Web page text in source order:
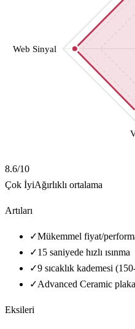
Web Sinyal
8.6/10
Çok İyiAğırlıklı ortalama
Artıları
✓Mükemmel fiyat/
✓15 saniyede hızlı ısınma
✓9 sıcaklık kademesi
✓Advanced Ceramic
Eksileri